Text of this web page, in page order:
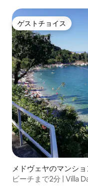
ゲストチョイス
ゲストチョイス
メドヴェヤのマンシ
ビーチまで2分 | Villa